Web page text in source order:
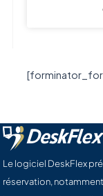
Le logiciel DeskFlex
réservation,